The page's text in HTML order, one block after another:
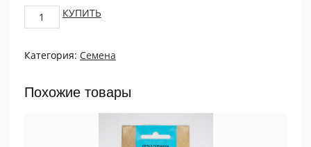
Капуста
б/
Сахарный
F1
0,5г
КУПИТЬ
Категория: Семена
Похожие товары